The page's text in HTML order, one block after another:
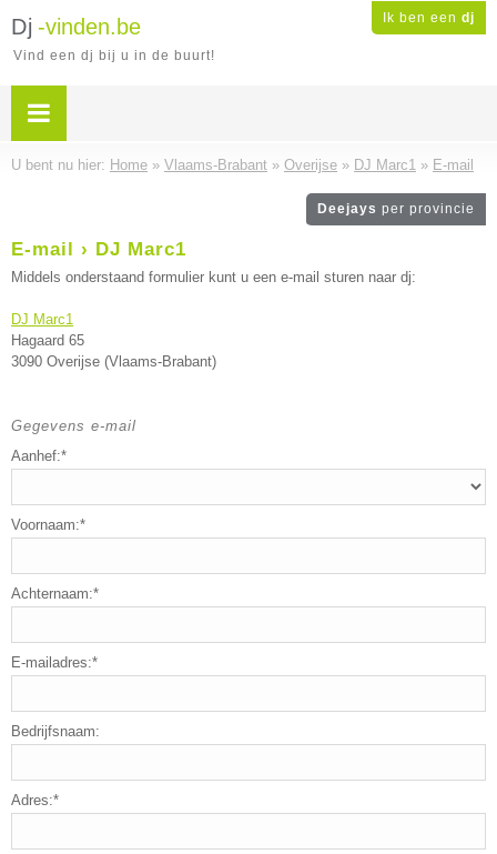
Ik ben een dj
Dj -vinden.be
Vind een dj bij u in de buurt!
U bent nu hier: Home » Vlaams-Brabant » Overijse » DJ Marc1 » E-mail
Deejays per provincie
E-mail › DJ Marc1
Middels onderstaand formulier kunt u een e-mail sturen naar dj:
DJ Marc1
Hagaard 65
3090 Overijse (Vlaams-Brabant)
Gegevens e-mail
Aanhef:*
Voornaam:*
Achternaam:*
E-mailadres:*
Bedrijfsnaam:
Adres:*